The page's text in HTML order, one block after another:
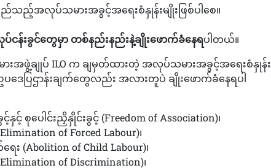
ည့်အလုပ်သမားအခွင့်အရေးစံနှုန်းမျိုးဖြစ်ပါစေ။
ငန်းခွင်တွေမှာ တစ်နည်းနည်းနဲ့ချိုးဖောက်ခံနေရပါတယ်။
အဖွဲ့ချုပ် ILO က ချမှတ်ထားတဲ့ အလုပ်သမားအခွင့်အရေးစံနှုန်း
ေပြဌာန်းချက်တွေလည်း အလားတူပဲ ချိုးဖောက်ခံနေရပါ
စုပေါင်းညှိနှိုင်းခွင့် (Freedom of Association)၊
of Forced Labour)၊
(Abolition of Child Labour)၊
of Discrimination)၊